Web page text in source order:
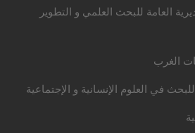
العامة للبحث العلمي و التطوير
الغرب
في العلوم الإنسانية و الإجتماعية